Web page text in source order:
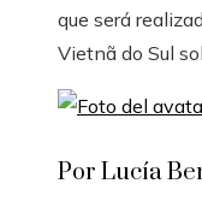
que será
Vietnã do Sul
Por Lucía